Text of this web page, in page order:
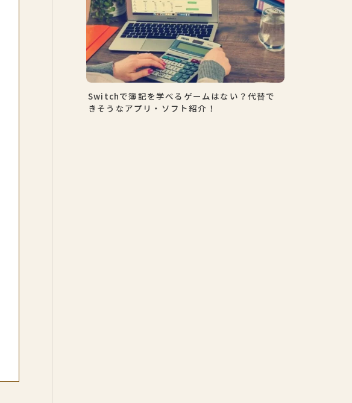
Switchで簿記を学べるゲームはない？代替で
きそうなアプリ・ソフト紹介！